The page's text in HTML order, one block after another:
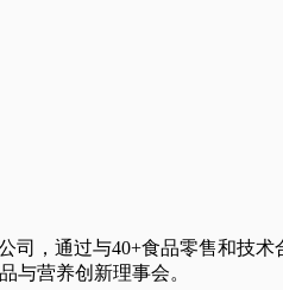
司，通过与40+食品零售和技
与营养创新理事会。